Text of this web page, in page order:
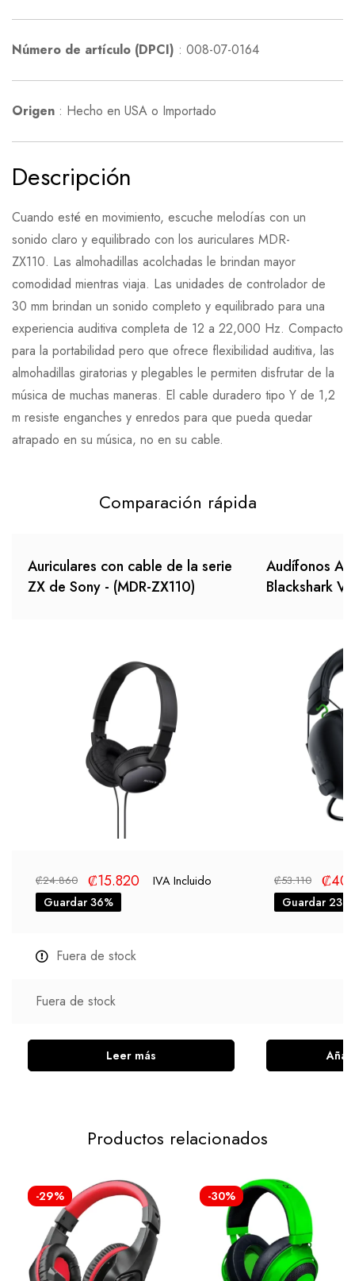
Número de artículo (DPCI) : 008-07-0164
Origen : Hecho en USA o Importado
Descripción
Cuando esté en movimiento, escuche melodías con un
sonido claro y equilibrado con los auriculares MDR-
ZX110. Las almohadillas acolchadas le brindan mayor
comodidad mientras viaja. Las unidades de controlador de
30 mm brindan un sonido completo y equilibrado para una
experiencia auditiva completa de 12 a 22,000 Hz. Compacto
para la portabilidad pero que ofrece flexibilidad auditiva, las
almohadillas giratorias y plegables le permiten disfrutar de la
música de muchas maneras. El cable duradero tipo Y de 1,2
m resiste enganches y enredos para que pueda quedar
atrapado en su música, no en su cable.
Comparación rápida
Auriculares con cable de la serie
ZX de Sony - (MDR-ZX110)
Audífonos
Blackshark
₡24.860 ₡15.820
IVA Incluido
Guardar 36%
₡53.110 ₡
Guardar 23%
Fuera de stock
Fuera de stock
Leer más
Productos relacionados
-29% -30%